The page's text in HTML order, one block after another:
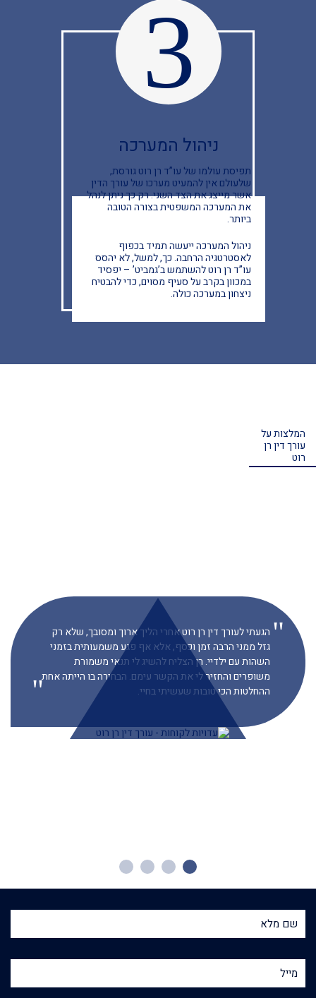
3
ניהול המערכה
תפיסת עולמו של עו”ד רן רוט גורסת,
שלעולם אין להמעיט מערכו של עורך הדין
אשר מייצג את הצד השני. רק כך ניתן לנהל
את המערכה המשפטית בצורה הטובה
ביותר.
ניהול המערכה ייעשה תמיד בכפוף
לאסטרטגיה הרחבה. כך, למשל, לא יהסס
עו”ד רן רוט להשתמש ב’גמביט’ – יפסיד
במכוון בקרב על סעיף מסוים, כדי להבטיח
ניצחון במערכה כולה.
המלצות על
עורך דין רן
רוט
הגעתי לעורך דין רן רוט אחרי הליך ארוך ומסובך, שלא רק
גזל ממני הרבה זמן וכסף, אלא אף פגע משמעותית בזמני
השהות עם ילדיי. רן הצליח להשיג לי תנאי משמורת
משופרים והחזיר לי את הקשר עימם. הבחירה בו הייתה אחת
ההחלטות הכי טובות שעשיתי בחיי.
ושם
משפחה